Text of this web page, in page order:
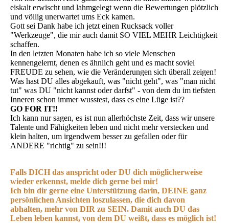
eiskalt erwischt und lahmgelegt wenn die Bewertungen plötzlich
und völlig unerwartet ums Eck kamen.
Gott sei Dank habe ich jetzt einen Rucksack voller
"Werkzeuge", die mir auch damit SO VIEL MEHR Leichtigkeit
schaffen.
In den letzten Monaten habe ich so viele Menschen
kennengelernt, denen es ähnlich geht und es macht soviel
FREUDE zu sehen, wie die Veränderungen sich überall zeigen!
Was hast DU alles abgekauft, was "nicht geht", was "man nicht
tut" was DU "nicht kannst oder darfst" - von dem du im tiefsten
Inneren schon immer wusstest, dass es eine Lüge ist??
GO FOR IT!!
Ich kann nur sagen, es ist nun allerhöchste Zeit, dass wir unsere
Talente und Fähigkeiten leben und nicht mehr verstecken und
klein halten, um irgendwem besser zu gefallen oder für
ANDERE "richtig" zu sein!!!
Falls DICH das anspricht oder DU dich möglicherweise
wieder erkennst, melde dich gerne bei mir!
Ich bin dir gerne eine Unterstützung darin, DEINE ganz
persönlichen Ansichten loszulassen, die dich davon
abhalten, mehr von DIR zu SEIN. Damit auch DU das
Leben leben kannst, von dem DU weißt, dass es möglich ist!